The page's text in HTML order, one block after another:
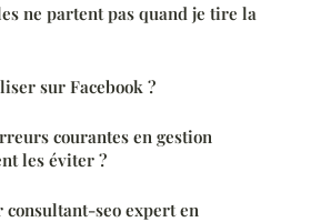
ne partent pas quand je tire la
sur Facebook ?
courantes en gestion
les éviter ?
seo expert en